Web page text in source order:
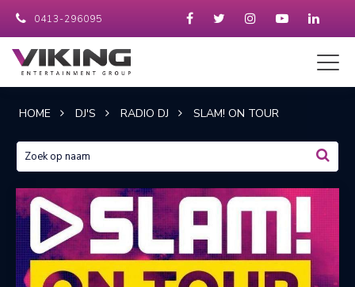
0413-296095
HOME DJ'S RADIO DJ SLAM! ON TOUR